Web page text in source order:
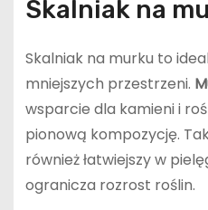
Skalniak na
Skalniak na murku to
mniejszych przestrzeni.
wsparcie dla kamieni i
pionową kompozycję.
również łatwiejszy w
ogranicza rozrost roślin.